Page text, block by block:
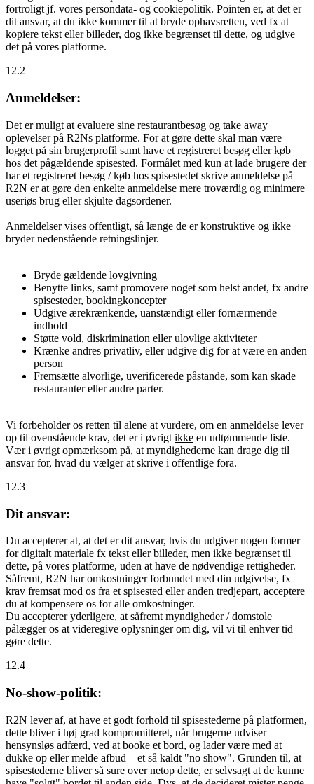
fortroligt jf. vores persondata- og cookiepolitik. Pointen er, at det er
dit ansvar, at du ikke kommer til at bryde ophavsretten, ved fx at
kopiere tekst eller billeder, dog ikke begrænset til dette, og udgive
det på vores platforme.
12.2
Anmeldelser:
Det er muligt at evaluere sine restaurantbesøg og take away
oplevelser på R2Ns platforme. For at gøre dette skal man være
logget på sin brugerprofil samt have et registreret besøg eller køb
hos det pågældende spisested. Formålet med kun at lade brugere der
har et registreret besøg / køb hos spisestedet skrive anmeldelse på
R2N er at gøre den enkelte anmeldelse mere troværdig og minimere
useriøs brug eller skjulte dagsordener.
Anmeldelser vises offentligt, så længe de er konstruktive og ikke
bryder nedenstående retningslinjer.
Bryde gældende lovgivning
Benytte links, samt promovere noget som helst andet, fx andre
spisesteder, bookingkoncepter
Udgive ærekrænkende, uanstændigt eller fornærmende
indhold
Støtte vold, diskrimination eller ulovlige aktiviteter
Krænke andres privatliv, eller udgive dig for at være en anden
person
Fremsætte alvorlige, uverificerede påstande, som kan skade
restauranter eller andre parter.
Vi forbeholder os retten til alene at vurdere, om en anmeldelse lever
op til ovenstående krav, det er i øvrigt ikke en udtømmende liste.
Vær i øvrigt opmærksom på, at myndighederne kan drage dig til
ansvar for, hvad du vælger at skrive i offentlige fora.
12.3
Dit ansvar:
Du accepterer at, at det er dit ansvar, hvis du udgiver nogen former
for digitalt materiale fx tekst eller billeder, men ikke begrænset til
dette, på vores platforme, uden at have de nødvendige rettigheder.
Såfremt, R2N har omkostninger forbundet med din udgivelse, fx
krav fremsat mod os fra et spisested eller anden tredjepart, acceptere
du at kompensere os for alle omkostninger.
Du accepterer yderligere, at såfremt myndigheder / domstole
pålægger os at videregive oplysninger om dig, vil vi til enhver tid
gøre dette.
12.4
No-show-politik:
R2N lever af, at have et godt forhold til spisestederne på platformen,
dette bliver i høj grad kompromitteret, når brugerne udviser
hensynsløs adfærd, ved at booke et bord, og lader være med at
dukke op eller melde afbud – et så kaldt "no show". Grunden til, at
spisestederne bliver så sure over netop dette, er selvsagt at de kunne